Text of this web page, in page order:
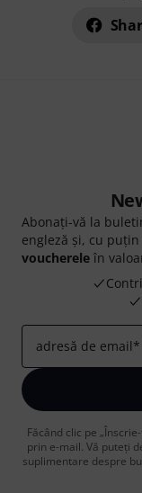
Abonați-vă la
engleză și, cu
voucherele în
adresă de email*
Făcând clic pe
prin e-mail. Vă puteți
suplimentare despre